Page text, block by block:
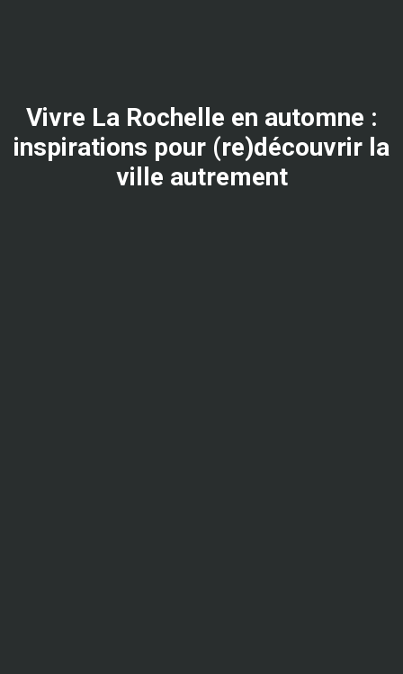
Vivre La Rochelle en automne :
inspirations pour (re)découvrir la
ville autrement